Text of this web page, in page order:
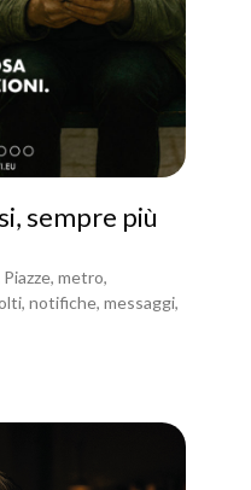
sempre più
metro,
notifiche, messaggi,